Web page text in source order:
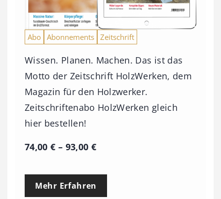
Abo Abonnements Zeitschrift
Wissen. Planen. Machen. Das ist das
Motto der Zeitschrift HolzWerken, dem
Magazin für den Holzwerker.
Zeitschriftenabo HolzWerken gleich
hier bestellen!
74,00€ – 93,00 €P
e
Mehr Erfahren